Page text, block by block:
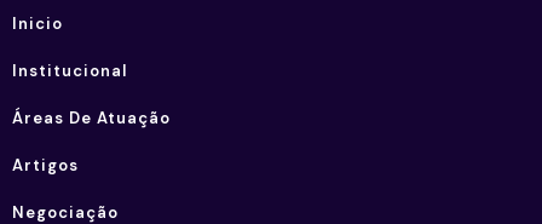
Inicio
Institucional
Áreas De Atuação
Artigos
Negociação